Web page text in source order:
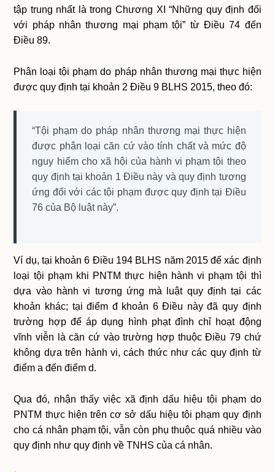
tập trung nhất là trong Chương XI “Những quy định đối
với pháp nhân thương mại phạm tội” từ Điều 74 đến
Điều 89.
Phân loại tội phạm do pháp nhân thương mại thực hiện
được quy định tại khoản 2 Điều 9 BLHS 2015, theo đó:
“Tội phạm do pháp nhân thương mại thực hiện
được phân loại căn cứ vào tính chất và mức độ
nguy hiểm cho xã hội của hành vi phạm tội theo
quy định tại khoản 1 Điều này và quy định tương
ứng đối với các tội phạm được quy định tại Điều
76 của Bộ luật này”.
Ví dụ, tại khoản 6 Điều 194 BLHS năm 2015 để xác định
loại tội phạm khi PNTM thực hiện hành vi phạm tội thì
dựa vào hành vi tương ứng mà luật quy định tại các
khoản khác; tại điểm đ khoản 6 Điều này đã quy định
trường hợp để áp dụng hình phạt đình chỉ hoạt động
vĩnh viễn là căn cứ vào trường hợp thuộc Điều 79 chứ
không dựa trên hành vi, cách thức như các quy định từ
điểm a đến điểm d.
Qua đó, nhận thấy việc xã định dấu hiệu tội phạm do
PNTM thực hiện trên cơ sở dấu hiệu tội phạm quy định
cho cá nhân phạm tội, vẫn còn phụ thuộc quá nhiều vào
quy định như quy định về TNHS của cá nhân.